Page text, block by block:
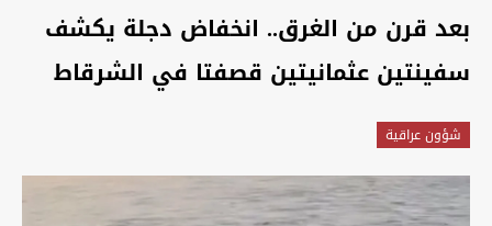
بعد قرن من الغرق.. انخفاض دجلة يكشف
سفينتين عثمانيتين قصفتا في الشرقاط
شؤون عراقية